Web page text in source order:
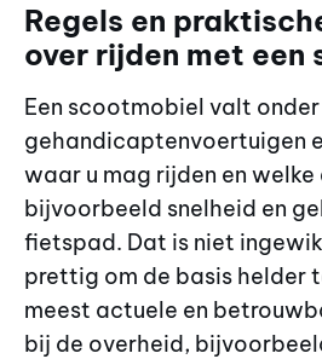
Regels en
over rijden met een
Een scootmobiel valt onder
gehandicaptenvoertuigen
waar u mag rijden en welke
bijvoorbeeld snelheid en
fietspad. Dat is niet
prettig om de basis helder
meest actuele en
bij de overheid,